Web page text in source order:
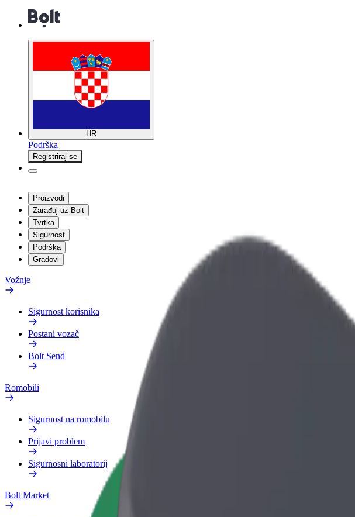
HR
Podrška
Registriraj se
Proizvodi
Zarađuj uz Bolt
Tvrtka
Sigurnost
Podrška
Gradovi
Vožnje
Sigurnost korisnika
Postani vozač
Bolt Send
Romobili
Sigurnost na romobilu
Prijavi problem
Sigurnosni laboratorij
Bolt Market